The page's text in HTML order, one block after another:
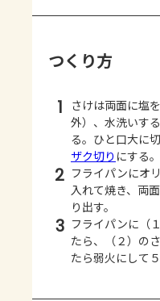
つくり方
1
さけは両面に塩
外）、水洗いす
る。ひと口大に
ザク切り にする。
2 フライパンにオ
入れて焼き、両
り出す。
3 フライパンに（
たら、（２）の
たら弱火にして